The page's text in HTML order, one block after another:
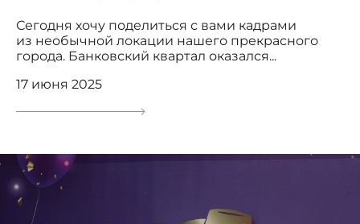
Сегодня хочу поделиться с вами кадрами
из необычной локации нашего прекрасного
города. Банковский квартал оказался...
17 июня 2025